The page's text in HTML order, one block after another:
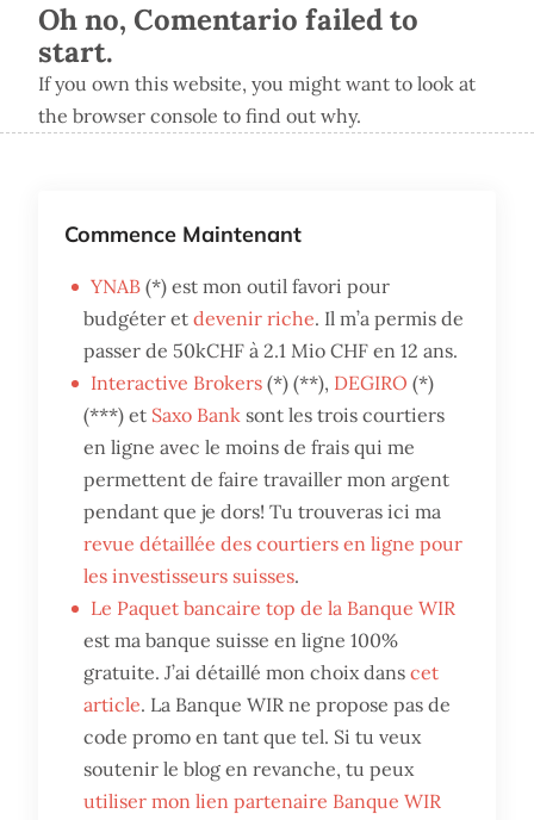
Oh no, Comentario failed to
start.
If you own this website, you might want to look at
the browser console to find out why.
Commence Maintenant
YNAB (*) est mon outil favori pour
budgéter etdevenir riche. Il m’a permis de
passer de 50kCHF à 2.1 Mio CHF en 12 ans.
Interactive Brokers (*) (**), DEGIRO (*)
(***) et Saxo Bank sont les trois courtiers
en ligne avec le moins de frais qui me
permettent de faire travailler mon argent
pendant que je dors! Tu trouveras ici ma
revue détaillée des courtiers en ligne pour
les investisseurs suisses.
Le Paquet bancaire top de la Banque WIR
est ma banque suisse en ligne 100%
gratuite. J’ai détaillé mon choix danscet
article. La Banque WIR ne propose pas de
code promo en tant que tel. Si tu veux
soutenir le blog en revanche, tu peux
utiliser mon lien partenaire Banque WIR